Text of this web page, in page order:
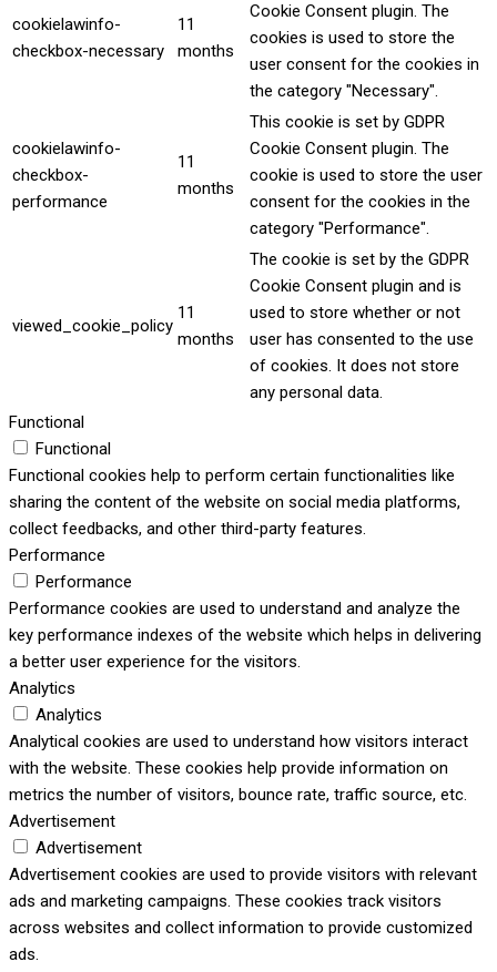
cookielawinfo-
checkbox-necessary
11
months
Cookie Consent plugin. The
cookies is used to store the
user consent for the cookies in
the category "Necessary".
cookielawinfo-
checkbox-
performance
11
months
This cookie is set by GDPR
Cookie Consent plugin. The
cookie is used to store the user
consent for the cookies in the
category "Performance".
viewed_cookie_policy
11
months
The cookie is set by the GDPR
Cookie Consent plugin and is
used to store whether or not
user has consented to the use
of cookies. It does not store
any personal data.
Functional
Functional
Functional cookies help to perform certain functionalities like
sharing the content of the website on social media platforms,
collect feedbacks, and other third-party features.
Performance
Performance
Performance cookies are used to understand and analyze the
key performance indexes of the website which helps in delivering
a better user experience for the visitors.
Analytics
Analytics
Analytical cookies are used to understand how visitors interact
with the website. These cookies help provide information on
metrics the number of visitors, bounce rate, traffic source, etc.
Advertisement
Advertisement
Advertisement cookies are used to provide visitors with relevant
ads and marketing campaigns. These cookies track visitors
across websites and collect information to provide customized
ads.